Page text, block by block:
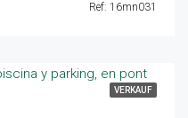
Ref: 16mn031
VERKAUF